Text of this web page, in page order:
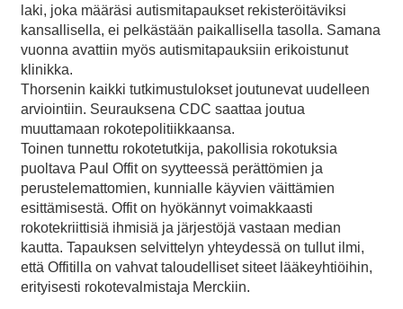
laki, joka määräsi autismitapaukset rekisteröitäviksi
kansallisella, ei pelkästään paikallisella tasolla. Samana
vuonna avattiin myös autismitapauksiin erikoistunut
klinikka.
Thorsenin kaikki tutkimustulokset joutunevat uudelleen
arviointiin. Seurauksena CDC saattaa joutua
muuttamaan rokotepolitiikkaansa.
Toinen tunnettu rokotetutkija, pakollisia rokotuksia
puoltava Paul Offit on syytteessä perättömien ja
perustelemattomien, kunnialle käyvien väittämien
esittämisestä. Offit on hyökännyt voimakkaasti
rokotekriittisiä ihmisiä ja järjestöjä vastaan median
kautta. Tapauksen selvittelyn yhteydessä on tullut ilmi,
että Offitilla on vahvat taloudelliset siteet lääkeyhtiöihin,
erityisesti rokotevalmistaja Merckiin.